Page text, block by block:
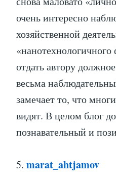
очень интересно
хозяйственной
отдать автору
весьма
замечает то, что
видят. В целом блог
познавательный и
5. marat_ahtjamov